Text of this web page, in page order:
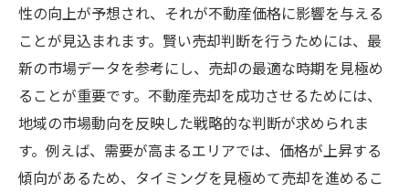
性の向上が予想され、それが不動産価格に影響を与える
ことが見込まれます。賢い売却判断を行うためには、最
新の市場データを参考にし、売却の最適な時期を見極め
ることが重要です。不動産売却を成功させるためには、
地域の市場動向を反映した戦略的な判断が求められま
す。例えば、需要が高まるエリアでは、価格が上昇する
傾向があるため、タイミングを見極めて売却を進めるこ